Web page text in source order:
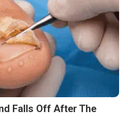
Falls Off After The